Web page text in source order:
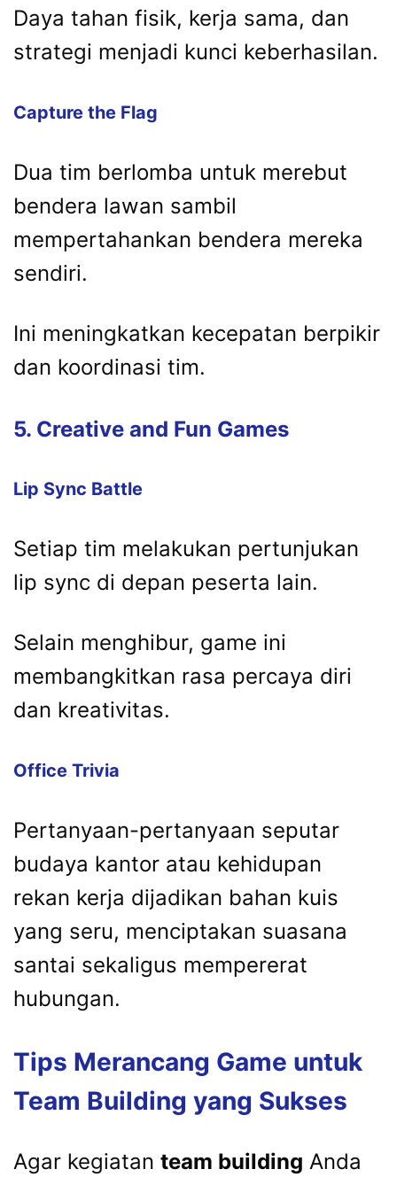
Daya tahan fisik, kerja sama, dan
strategi menjadi kunci keberhasilan.
Capture the Flag
Dua tim berlomba untuk merebut
bendera lawan sambil
mempertahankan bendera mereka
sendiri.
Ini meningkatkan kecepatan berpikir
dan koordinasi tim.
5. Creative and Fun Games
Lip Sync Battle
Setiap tim melakukan pertunjukan
lip sync di depan peserta lain.
Selain menghibur, game ini
membangkitkan rasa percaya diri
dan kreativitas.
Office Trivia
Pertanyaan-pertanyaan seputar
budaya kantor atau kehidupan
rekan kerja dijadikan bahan kuis
yang seru, menciptakan suasana
santai sekaligus mempererat
hubungan.
Tips Merancang Game untuk
Team Building yang Sukses
Agar kegiatan team building Anda